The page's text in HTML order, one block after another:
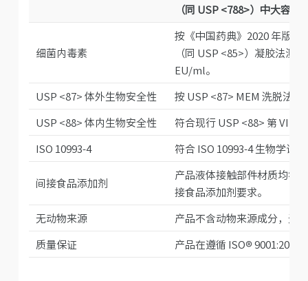
（同 USP <788>）中大容
细菌内毒素
按《中国药典》2020 年版四
（同 USP <85>）凝胶法测
EU/ml。
USP <87> 体外生物安全性
按 USP <87> MEM 洗脱法
USP <88> 体内生物安全性
符合现行 USP <88> 第 VI
ISO 10993-4
符合 ISO 10993-4 生物学试
间接食品添加剂
产品液体接触部件材质均符
接食品添加剂要求。
无动物来源
产品不含动物来源成分，无
质量保证
产品在遵循 ISO® 9001:2015